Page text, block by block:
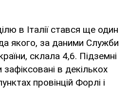
в Італії стався ще один
якого, за даними Служби
склала 4,6. Підземні
в декількох
провінцій Форлі і